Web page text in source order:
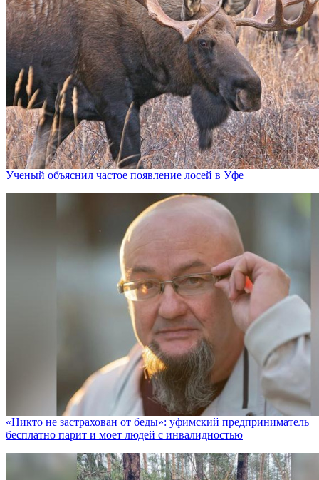
Ученый объяснил частое появление лосей в Уфе
«Никто не заcтрахован от беды»: уфимский предприниматель
бесплатно парит и моет людей с инвалидностью